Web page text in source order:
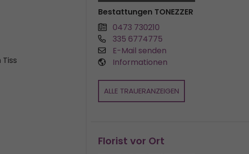
Bestattungen TONEZZER
0473 730210
335 6774775
E-Mail senden
Informationen
ALLE TRAUERANZEIGEN
Florist vor Ort